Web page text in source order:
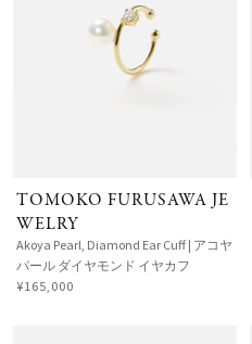
TOMOKO FURUSAWA JE
WELRY
Akoya Pearl, Diamond Ear Cuff | アコヤ
パール ダイヤモンド イヤカフ
¥165,000